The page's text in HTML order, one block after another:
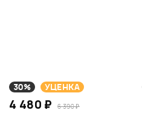
30% УЦЕНКА
4 480 ₽ 6 390 ₽